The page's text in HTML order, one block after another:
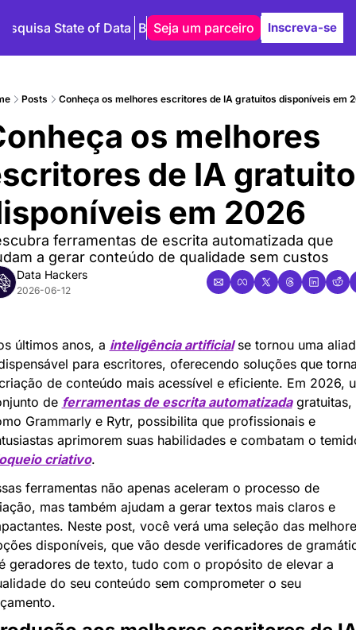
State of Data Blog Autores
Seja um parceiro Inscreva-se
Posts Conheça os melhores escritores de IA gratuitos disponíveis em
os melhores
de IA
em 2026
ferramentas de escrita automatizada que
a gerar conteúdo de qualidade sem custos
Data Hackers
2026-06-12
últimos anos, a inteligência artificial se tornou uma
para escritores, oferecendo soluções que
de conteúdo mais acessível e eficiente. Em 2026,
de ferramentas de escrita automatizada gratuitas,
Grammarly e Rytr, possibilita que profissionais e
criativo.
ferramentas não apenas aceleram o processo de
mas também ajudam a gerar textos mais claros e
Neste post, você verá uma seleção das
disponíveis, que vão desde verificadores de
geradores de texto, tudo com o propósito de elevar a
do seu conteúdo sem comprometer o seu